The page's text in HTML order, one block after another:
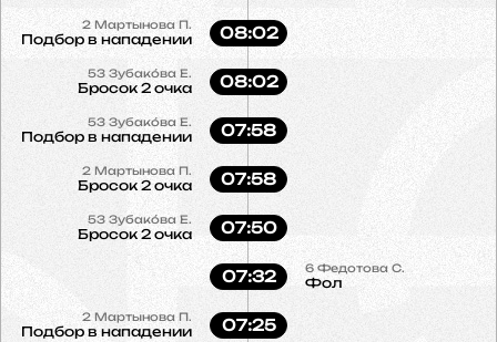
2 Мартынова П.
Подбор в нападении 08:02
53 Зубако́ва Е.
Бросок 2 очка 08:02
53 Зубако́ва Е.
Подбор в нападении 07:58
2 Мартынова П.
Бросок 2 очка 07:58
53 Зубако́ва Е.
Бросок 2 очка 07:50
6 Федотова С.
Фол
07:32
2 Мартынова П.
Подбор в нападении 07:25